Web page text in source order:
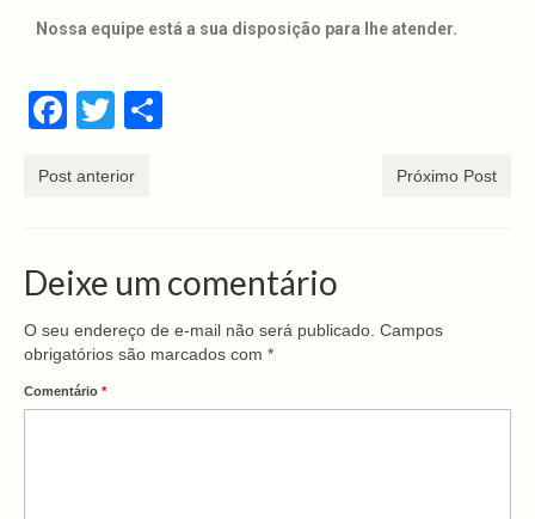
Nossa equipe está a sua disposição para lhe atender.
Facebook
Twitter
Post anterior Próximo Post
Deixe um comentário
O seu endereço de e-mail não será publicado. Campos
obrigatórios são marcados com *
Comentário *